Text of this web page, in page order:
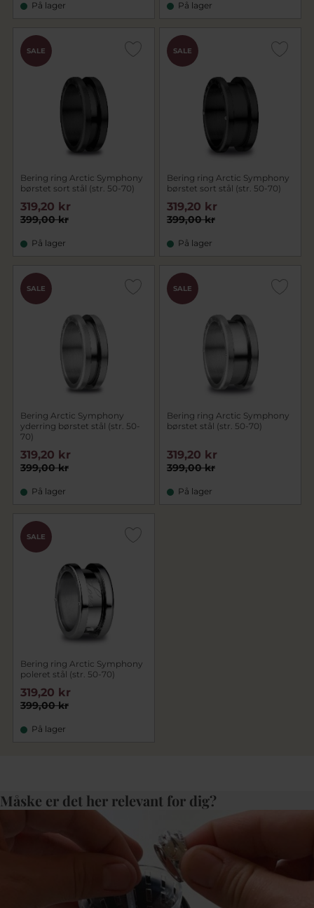
På lager På lager
SALE
Bering ring Arctic Symphony
børstet sort stål (str. 50-70)
399,00 kr
319,20 kr
På lager
SALE
Bering ring Arctic Symphony
børstet sort stål (str. 50-70)
399,00 kr
319,20 kr
På lager
SALE
Bering Arctic Symphony
yderring børstet stål (str. 50-
70)
399,00 kr
319,20 kr
På lager
SALE
Bering ring Arctic Symphony
børstet stål (str. 50-70)
399,00 kr
319,20 kr
På lager
SALE
Bering ring Arctic Symphony
poleret stål (str. 50-70)
399,00 kr
319,20 kr
På lager
Måske er det her relevant for dig?